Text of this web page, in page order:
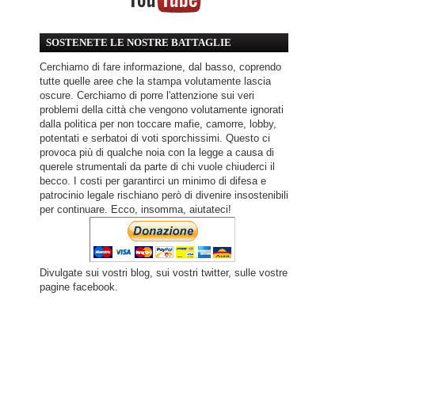
SOSTENETE LE NOSTRE BATTAGLIE
Cerchiamo di fare informazione, dal basso, coprendo
tutte quelle aree che la stampa volutamente lascia
oscure. Cerchiamo di porre l'attenzione sui veri
problemi della città che vengono volutamente ignorati
dalla politica per non toccare mafie, camorre, lobby,
potentati e serbatoi di voti sporchissimi. Questo ci
provoca più di qualche noia con la legge a causa di
querele strumentali da parte di chi vuole chiuderci il
becco. I costi per garantirci un minimo di difesa e
patrocinio legale rischiano però di divenire insostenibili
per continuare. Ecco, insomma, aiutateci!
Divulgate sui vostri blog, sui vostri twitter, sulle vostre
pagine facebook.